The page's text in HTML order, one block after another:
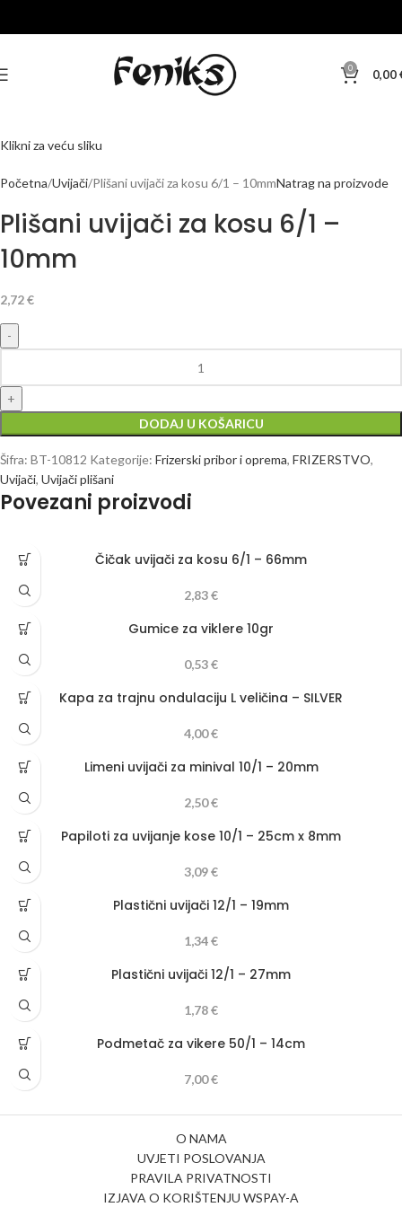
0 0,00
Klikni za veću sliku
Početna Uvijači Plišani uvijači za kosu 6/1 – 10mmNatrag na proizvode
Plišani uvijači za kosu 6/1 –
10mm
2,72€
DODAJ U KOŠARICU
Šifra: BT-10812 Kategorije: Frizerski pribor i oprema, FRIZERSTVO,
Uvijači, Uvijači plišani
Povezani proizvodi
Čičak uvijači za kosu 6/1 – 66mm
2,83€
Gumice za viklere 10gr
0,53€
Kapa za trajnu ondulaciju L veličina – SILVER
4,00€
Limeni uvijači za minival 10/1 – 20mm
2,50€
Papiloti za uvijanje kose 10/1 – 25cm x 8mm
3,09€
Plastični uvijači 12/1 – 19mm
1,34€
Plastični uvijači 12/1 – 27mm
1,78€
Podmetač za vikere 50/1 – 14cm
7,00€
O NAMA
UVJETI POSLOVANJA
PRAVILA PRIVATNOSTI
IZJAVA O KORIŠTENJU WSPAY-A